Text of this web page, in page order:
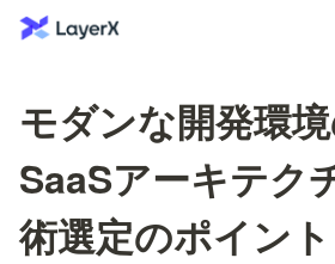
モダンな開発環
SaaSアーキテク
術選定のポイン